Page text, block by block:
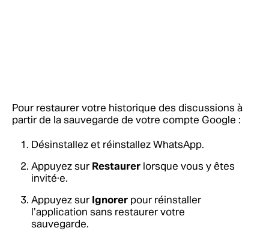
Pour restaurer votre historique des discussions à
partir de la sauvegarde de votre compte Google :
Désinstallez et réinstallez WhatsApp.
Appuyez sur Restaurer lorsque vous y êtes
invité·e.
Appuyez sur Ignorer pour réinstaller
l’application sans restaurer votre
sauvegarde.